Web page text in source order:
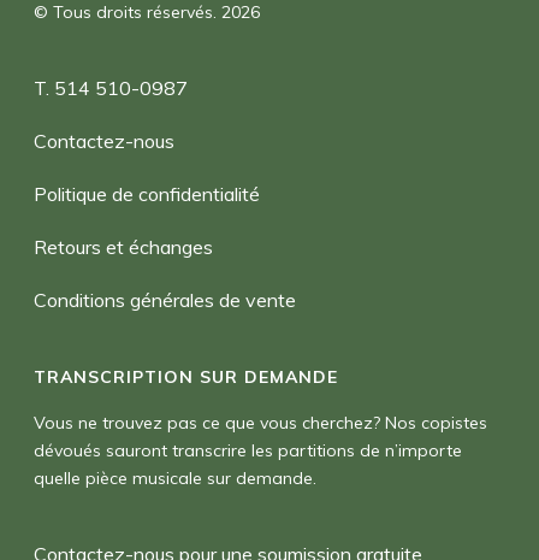
© Tous droits réservés. 2026
T. 514 510-0987
Contactez-nous
Politique de confidentialité
Retours et échanges
Conditions générales de vente
TRANSCRIPTION SUR DEMANDE
Vous ne trouvez pas ce que vous cherchez? Nos copistes
dévoués sauront transcrire les partitions de n’importe
quelle pièce musicale sur demande.
Contactez-nous pour une soumission gratuite